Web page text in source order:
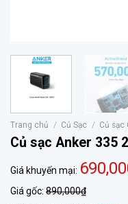
Trang chủ / Củ Sạc / Củ sạc
Củ sạc Anker 335
Giá khuyến mại:
Giá gốc: 890,000₫